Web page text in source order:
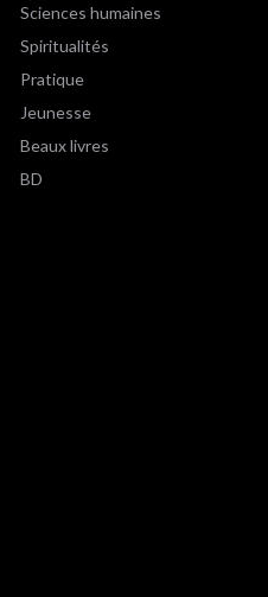
Sciences humaines
Spiritualités
Pratique
Jeunesse
Beaux livres
BD